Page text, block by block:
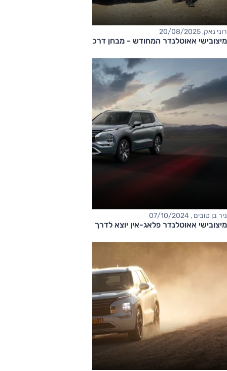
רוני נאק, 20/08/2025
מיצובישי אאוטלנדר המחודש - מבחן דרכים
ניר בן טובים , 07/10/2024
מיצובישי אאוטלנדר פלאג-אין יוצא לדרך